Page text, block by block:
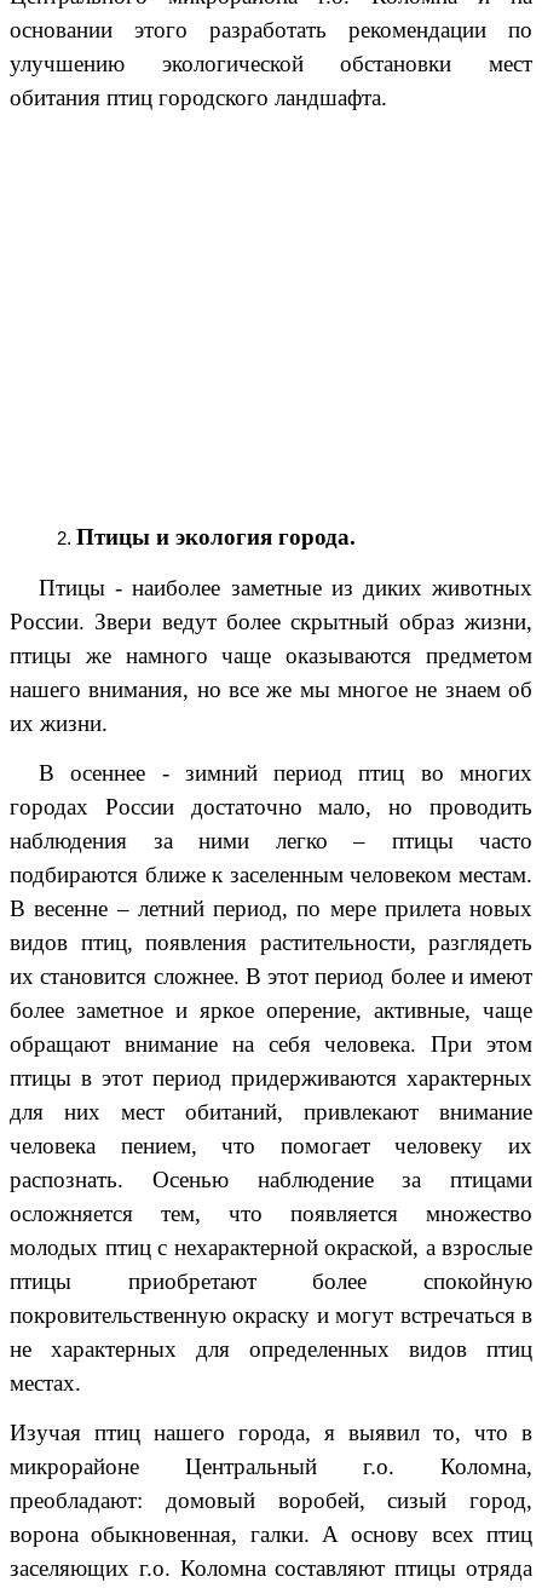
основании этого разработать рекомендации по
улучшению экологической обстановки мест
обитания птиц городского ландшафта.
Птицы и экология города.
Птицы - наиболее заметные из диких животных
России. Звери ведут более скрытный образ жизни,
птицы же намного чаще оказываются предметом
нашего внимания, но все же мы многое не знаем об
их жизни.
В осеннее - зимний период птиц во многих
городах России достаточно мало, но проводить
наблюдения за ними легко – птицы часто
подбираются ближе к заселенным человеком местам.
В весенне – летний период, по мере прилета новых
видов птиц, появления растительности, разглядеть
их становится сложнее. В этот период более и имеют
более заметное и яркое оперение, активные, чаще
обращают внимание на себя человека. При этом
птицы в этот период придерживаются характерных
для них мест обитаний, привлекают внимание
человека пением, что помогает человеку их
распознать. Осенью наблюдение за птицами
осложняется тем, что появляется множество
молодых птиц с нехарактерной окраской, а взрослые
птицы приобретают более спокойную
покровительственную окраску и могут встречаться в
не характерных для определенных видов птиц
местах.
Изучая птиц нашего города, я выявил то, что в
микрорайоне Центральный г.о. Коломна,
преобладают: домовый воробей, сизый город,
ворона обыкновенная, галки. А основу всех птиц
заселяющих г.о. Коломна составляют птицы отряда